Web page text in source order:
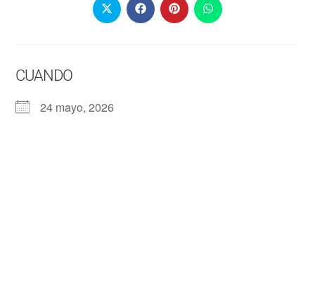
CUANDO
24 mayo, 2026